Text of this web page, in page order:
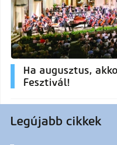
Ha augusztus,
Fesztivál!
Legújabb cikkek